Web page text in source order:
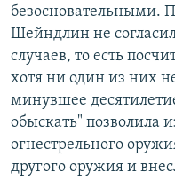
безосновательными.
Шейндлин не
случаев, то есть
хотя ни один из них
минувшее
обыскать" позволила
огнестрельного
другого оружия и